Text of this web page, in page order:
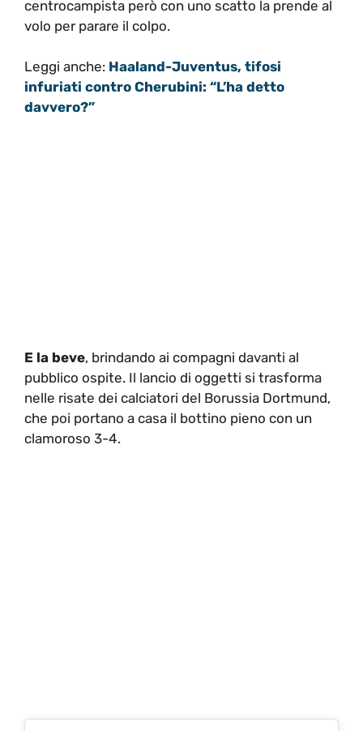
centrocampista però con uno scatto la prende al
volo per parare il colpo.
Leggi anche: Haaland-Juventus, tifosi
infuriati contro Cherubini: “L’ha detto
davvero?”
E la beve, brindando ai compagni davanti al
pubblico ospite. Il lancio di oggetti si trasforma
nelle risate dei calciatori del Borussia Dortmund,
che poi portano a casa il bottino pieno con un
clamoroso 3-4.